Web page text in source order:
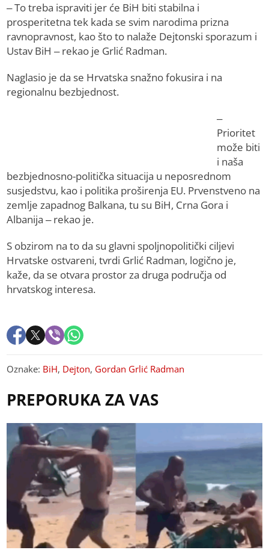
– To treba ispraviti jer će BiH biti stabilna i
prosperitetna tek kada se svim narodima prizna
ravnopravnost, kao što to nalaže Dejtonski sporazum i
Ustav BiH – rekao je Grlić Radman.
Naglasio je da se Hrvatska snažno fokusira i na
regionalnu bezbjednost.
–
Prioritet
može biti
i naša
bezbjednosno-politička situacija u neposrednom
susjedstvu, kao i politika proširenja EU. Prvenstveno na
zemlje zapadnog Balkana, tu su BiH, Crna Gora i
Albanija – rekao je.
S obzirom na to da su glavni spoljnopolitički ciljevi
Hrvatske ostvareni, tvrdi Grlić Radman, logično je,
kaže, da se otvara prostor za druga područja od
hrvatskog interesa.
Oznake: BiH, Dejton, Gordan Grlić Radman
PREPORUKA ZA VAS